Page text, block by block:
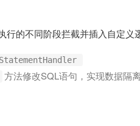
行的不同阶段拦截并插入自定义
StatementHandler
方法修改SQL语句，实现数据隔离